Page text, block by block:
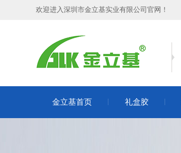
欢迎进入深圳市金立基实业有限公司官网！
金立基首页 礼盒胶